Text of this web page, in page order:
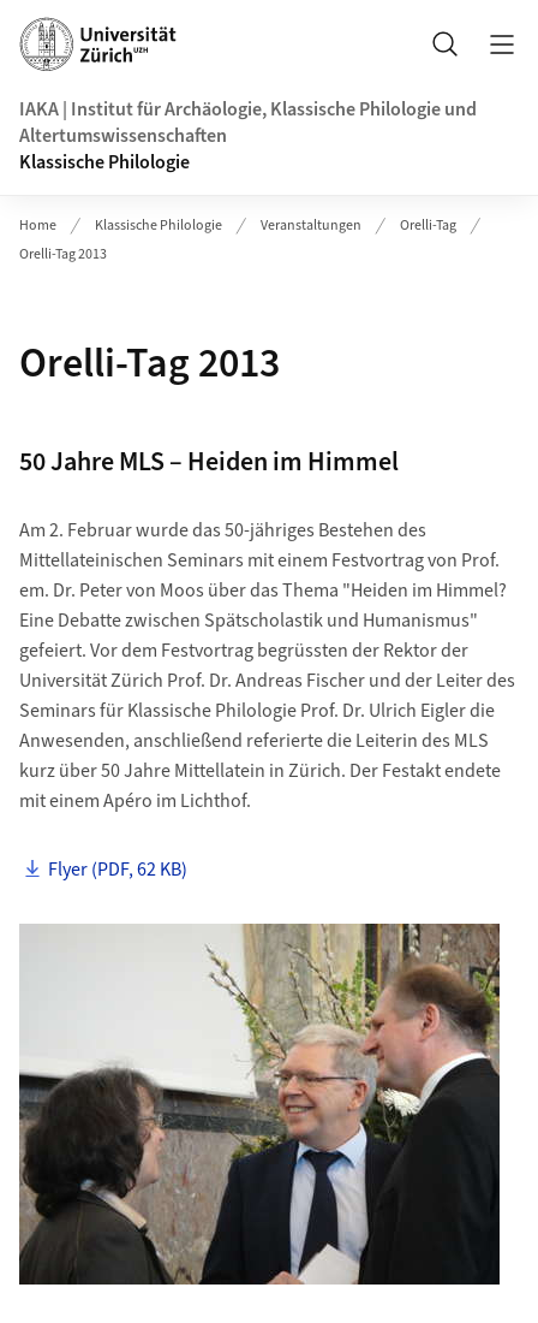
Header
Suche
IAKA | Institut für Archäologie, Klassische Philologie und
Altertumswissenschaften
Klassische Philologie
Home Klassische Philologie Veranstaltungen
Orelli-Tag
Orelli-Tag 2013
Orelli-Tag 2013
50 Jahre MLS – Heiden im Himmel
Am 2. Februar wurde das 50-jähriges Bestehen des
Mittellateinischen Seminars mit einem Festvortrag von Prof.
em. Dr. Peter von Moos über das Thema "Heiden im Himmel?
Eine Debatte zwischen Spätscholastik und Humanismus"
gefeiert. Vor dem Festvortrag begrüssten der Rektor der
Universität Zürich Prof. Dr. Andreas Fischer und der Leiter des
Seminars für Klassische Philologie Prof. Dr. Ulrich Eigler die
Anwesenden, anschließend referierte die Leiterin des MLS
kurz über 50 Jahre Mittellatein in Zürich. Der Festakt endete
mit einem Apéro im Lichthof.
Flyer (PDF, 62 KB)